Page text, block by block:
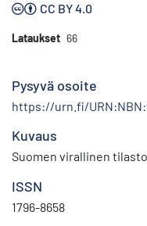
CC BY 4.0
Lataukset 66
Pysyvä osoite
https://urn.fi/
Kuvaus
Suomen virallinen tilasto
ISSN
1796-8658